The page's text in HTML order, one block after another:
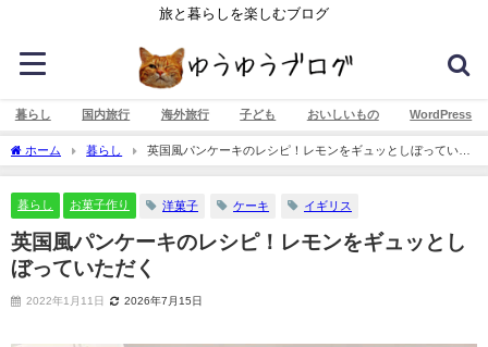
旅と暮らしを楽しむブログ
暮らし 国内旅行 海外旅行 子ども おいしいもの WordPress
ホーム 暮らし
英国風パンケーキのレシピ！レモンをギュッとしぼっていた
だく
暮らし お菓子作り 洋菓子 ケーキ イギリス
英国風パンケーキのレシピ！レモンをギュッとし
ぼっていただく
2022年1月11日 2026年7月15日